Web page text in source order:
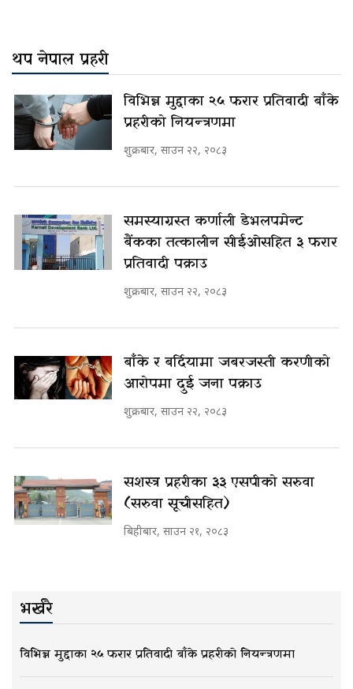
थप नेपाल प्रहरी
विभिन्न मुद्दाका २५ फरार प्रतिवादी बाँके
प्रहरीको नियन्त्रणमा
शुक्रबार, साउन २२, २०८३
समस्याग्रस्त कर्णाली डेभलपमेन्ट
बैंकका तत्कालीन सीईओसहित ३ फरार
प्रतिवादी पक्राउ
शुक्रबार, साउन २२, २०८३
बाँके र बर्दियामा जबरजस्ती करणीको
आरोपमा दुई जना पक्राउ
शुक्रबार, साउन २२, २०८३
सशस्त्र प्रहरीका ३३ एसपीको सरुवा
(सरुवा सूचीसहित)
बिहीबार, साउन २१, २०८३
भर्खरै
विभिन्न मुद्दाका २५ फरार प्रतिवादी बाँके प्रहरीको नियन्त्रणमा